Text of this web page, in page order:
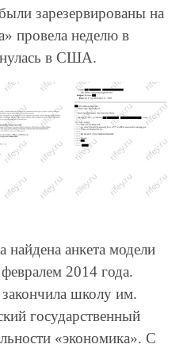
зарезервированы на
провела неделю в
в США.
анкета модели
2014 года.
школу им.
государственный
«экономика». С